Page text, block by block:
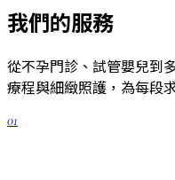
我們的服務
從不孕門診、試管嬰兒到
療程與細緻照護，為每段
01